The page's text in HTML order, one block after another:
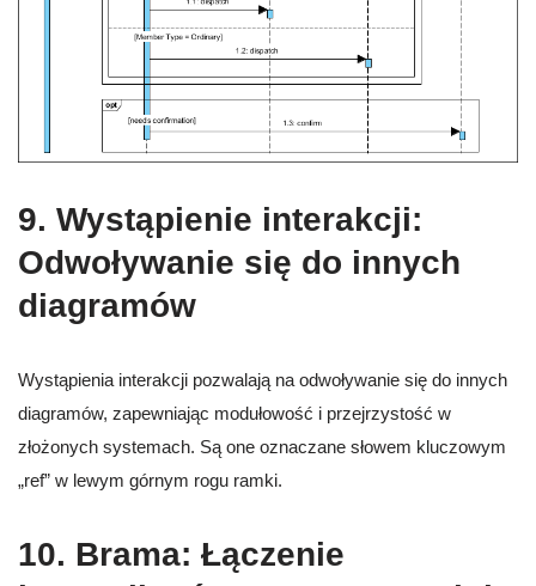
9. Wystąpienie interakcji:
Odwoływanie się do innych
diagramów
Wystąpienia interakcji pozwalają na odwoływanie się do innych
diagramów, zapewniając modułowość i przejrzystość w
złożonych systemach. Są one oznaczane słowem kluczowym
„ref” w lewym górnym rogu ramki.
10. Brama: Łączenie